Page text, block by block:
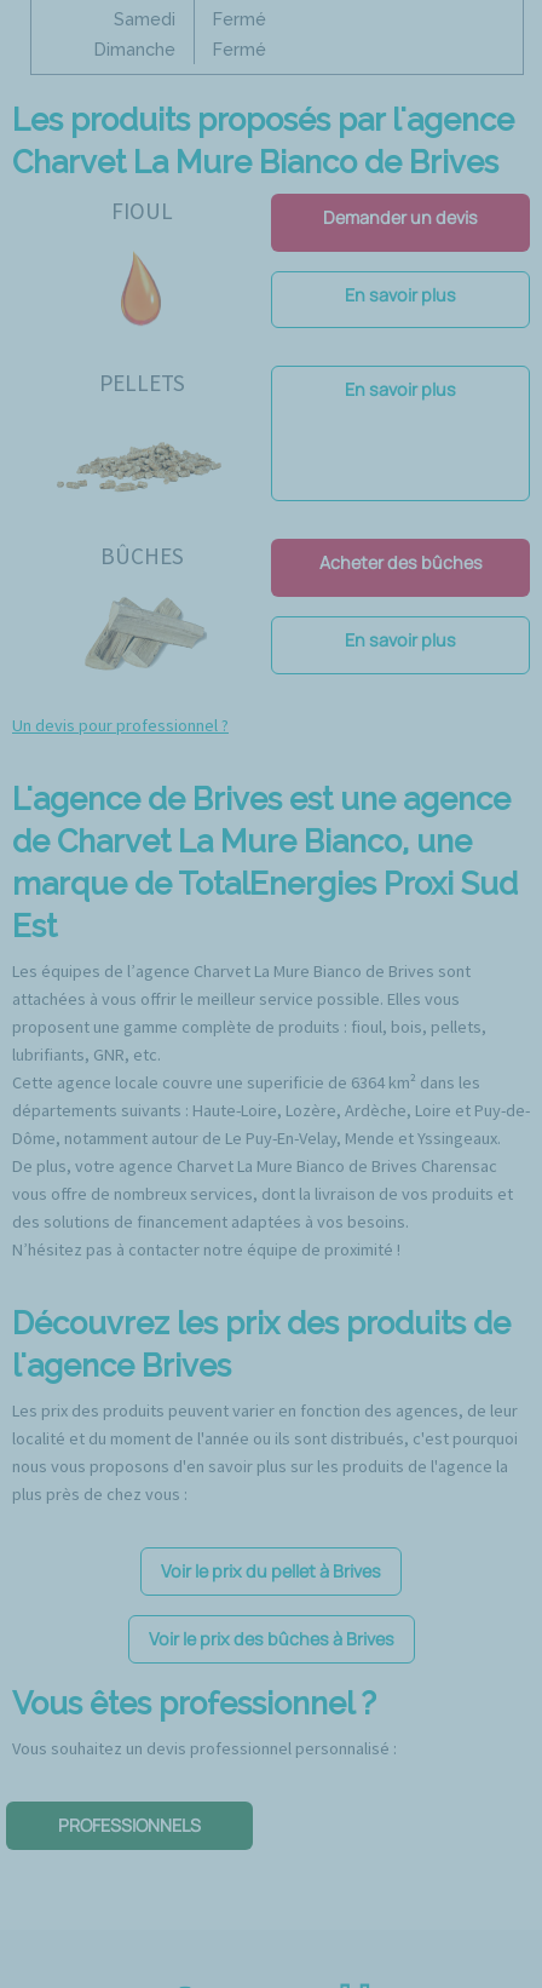
Les produits proposés par l'agence
Charvet La Mure Bianco de Brives
FIOUL Demander un devis
En savoir plus
PELLETS En savoir plus
BÛCHES Acheter des bûches
En savoir plus
Un devis pour professionnel ?
L'agence de Brives est une agence
de Charvet La Mure Bianco, une
marque de TotalEnergies Proxi Sud
Est
Les équipes de l’agence Charvet La Mure Bianco de Brives sont
attachées à vous offrir le meilleur service possible. Elles vous
proposent une gamme complète de produits : fioul, bois, pellets,
lubrifiants, GNR, etc.
Cette agence locale couvre une superificie de 6364 km² dans les
départements suivants : Haute-Loire, Lozère, Ardèche, Loire et Puy-de-
Dôme, notamment autour de Le Puy-En-Velay, Mende et Yssingeaux.
De plus, votre agence Charvet La Mure Bianco de Brives Charensac
vous offre de nombreux services, dont la livraison de vos produits et
des solutions de financement adaptées à vos besoins.
N’hésitez pas à contacter notre équipe de proximité !
Découvrez les prix des produits de
l'agence Brives
Les prix des produits peuvent varier en fonction des agences, de leur
localité et du moment de l'année ou ils sont distribués, c'est pourquoi
nous vous proposons d'en savoir plus sur les produits de l'agence la
plus près de chez vous :
Voir le prix du pellet à Brives
Voir le prix des bûches à Brives
Vous êtes professionnel ?
Vous souhaitez un devis professionnel personnalisé :
PROFESSIONNELS
Samedi
Fermé
Dimanche
Fermé